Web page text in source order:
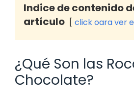
Indice de contenido
artículo
click oara ver
¿Qué Son las
Chocolate?